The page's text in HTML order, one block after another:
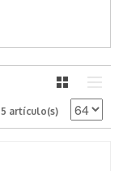
5 artículo(s)